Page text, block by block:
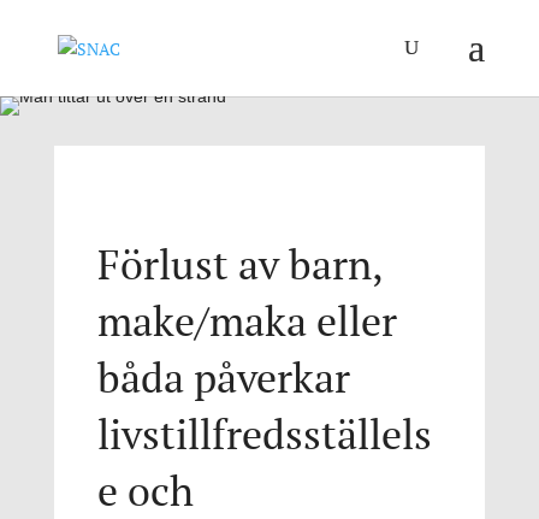
Förlust av barn,
make/maka eller
båda påverkar
livstillfredsställels
e och